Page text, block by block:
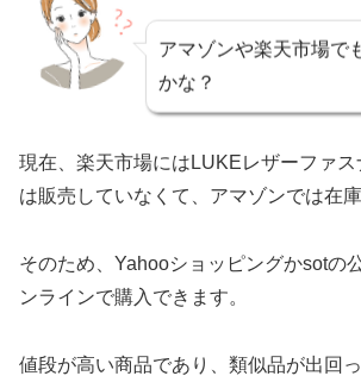
アマゾンや楽天市場で
かな？
現在、楽天市場にはLUKEレザーファス
は販売していなくて、アマゾンでは在庫
そのため、Yahooショッピングかsotの
ンラインで購入できます。
値段が高い商品であり、類似品が出回